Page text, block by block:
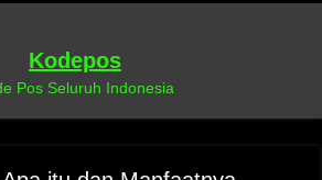
Kodepos
Pos Seluruh Indonesia